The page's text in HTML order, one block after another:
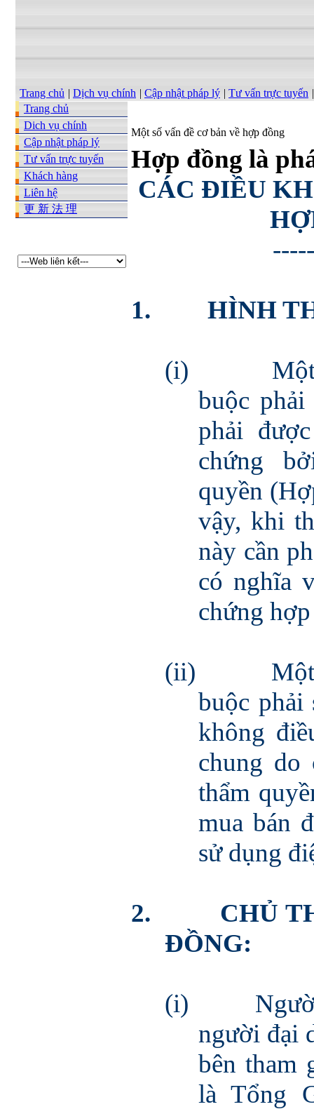
Trang chủ | Dịch vụ chính | Cập nhật pháp lý | Tư vấn trực tuyến |
Trang chủ
Dich vụ chính
Cập nhật pháp lý
Tư vấn trực tuyến
Khách hàng
Liên hệ
更 新 法 理
Một số vấn đề cơ bản về hợp đồng
Hợp đồng là
CÁC ĐIỀU
1. HÌNH
(i)
buộc
phải
chứng
quyền
vậy, khi
này cần
có nghĩa
chứng
(ii)
buộc phải
không
chung do
thẩm
mua bán
sử dụng
2.
CHỦ
ĐỒNG:
(i)
người đại
bên tham
là Tổng